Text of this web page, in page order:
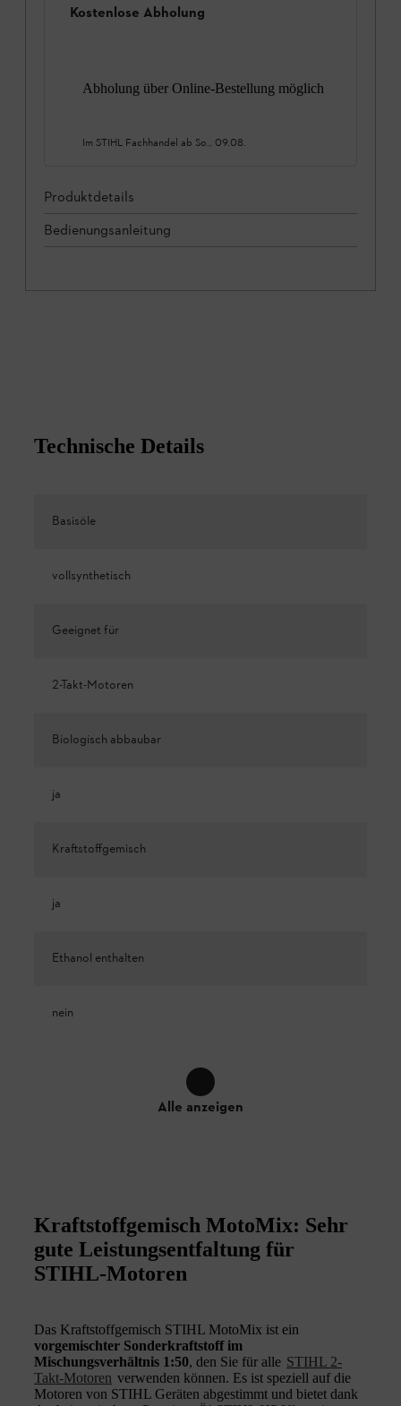
Kostenlose Abholung
Abholung über Online-Bestellung möglich
Im STIHL Fachhandel ab So., 09.08.
Produktdetails
Bedienungsanleitung
Technische Details
Basisöle
vollsynthetisch
Geeignet für
2-Takt-Motoren
Biologisch abbaubar
ja
Kraftstoffgemisch
ja
Ethanol enthalten
nein
Alle anzeigen
Kraftstoffgemisch MotoMix: Sehr
gute Leistungsentfaltung für
STIHL-Motoren
Das Kraftstoffgemisch STIHL MotoMix ist ein
vorgemischter Sonderkraftstoff im
Mischungsverhältnis 1:50, den Sie für alle STIHL 2-
Takt-Motoren verwenden können. Es ist speziell auf die
Motoren von STIHL Geräten abgestimmt und bietet dank